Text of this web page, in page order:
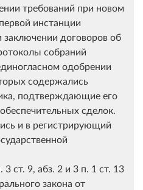
требований при новом
инстанции
заключении договоров об
собраний
одобрении
содержались
подтверждающие его
сделок.
и в регистрирующий
3 ст. 9, абз. 2 и 3 п. 1 ст. 13
закона от